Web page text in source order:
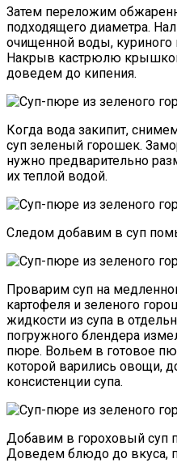
Затем переложим
подходящего диаметра.
очищенной воды, куриного
Накрыв кастрюлю
доведем до кипения.
Когда вода закипит,
суп зеленый горошек.
нужно предварительно
их теплой водой.
Следом добавим в суп
Проварим суп на
картофеля и зеленого
жидкости из супа в
погружного блендера
пюре. Вольем в готовое
которой варились овощи,
консистенции супа.
Добавим в гороховый суп
Доведем блюдо до вкуса,